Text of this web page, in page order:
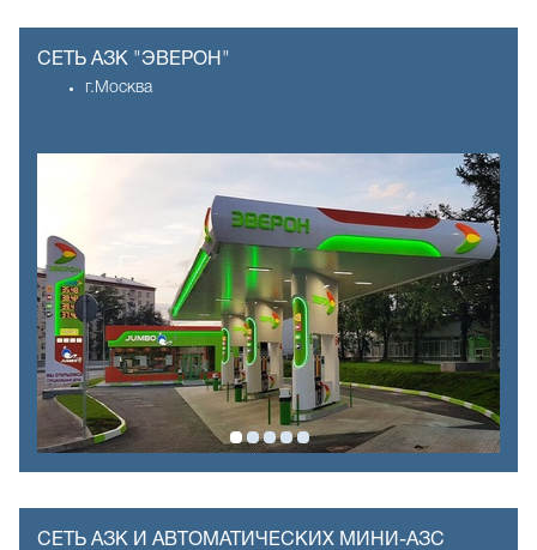
СЕТЬ АЗК "ЭВЕРОН"
г.Москва
СЕТЬ АЗК И АВТОМАТИЧЕСКИХ МИНИ-АЗС